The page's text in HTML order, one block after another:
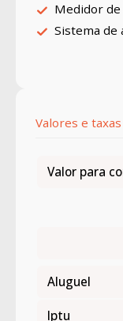
Medidor de
Sistema de
Valores e taxas
Valor para
Aluguel
Iptu